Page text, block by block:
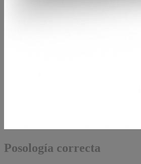
Posología correcta